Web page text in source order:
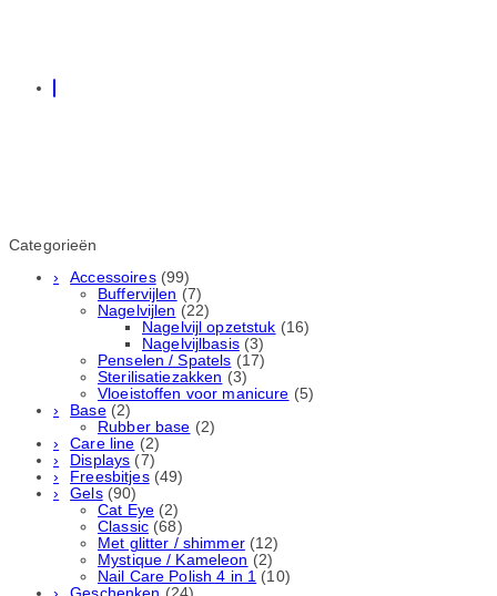
Categorieën
Accessoires (99)
Buffervijlen (7)
Nagelvijlen (22)
Nagelvijl opzetstuk (16)
Nagelvijlbasis (3)
Penselen / Spatels (17)
Sterilisatiezakken (3)
Vloeistoffen voor manicure (5)
Base (2)
Rubber basе (2)
Care line (2)
Displays (7)
Freesbitjes (49)
Gels (90)
Cat Eye (2)
Classic (68)
Met glitter / shimmer (12)
Mystique / Kameleon (2)
Nail Care Polish 4 in 1 (10)